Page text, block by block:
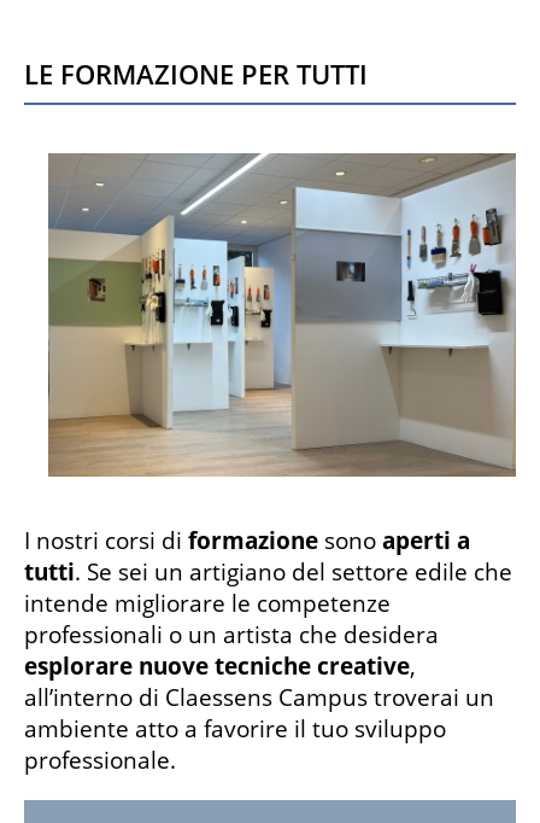
Le formazione per tutti
I nostri corsi di formazione sonoaperti a
tutti. Se sei un artigiano del settore edile che
intende migliorare le competenze
professionali o un artista che desidera
esplorare nuove tecniche creative,
all’interno di Claessens Campus troverai un
ambiente atto a favorire il tuo sviluppo
professionale.